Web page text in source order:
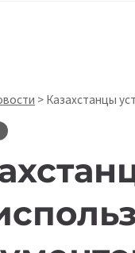
> Казахстанцы